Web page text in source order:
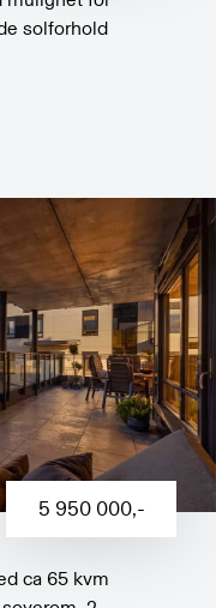
solforhold
5 950 000,-
ca 65 kvm